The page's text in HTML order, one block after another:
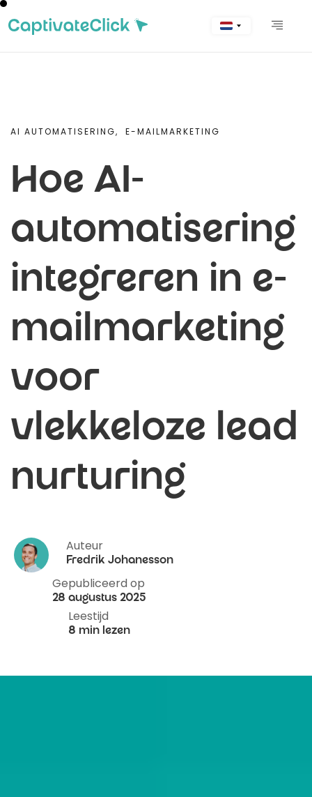
AI AUTOMATISERING, E-MAILMARKETING
Hoe AI-
automatisering
integreren in e-
mailmarketing
voor
vlekkeloze lead
nurturing
Auteur
Fredrik Johanesson
Gepubliceerd op
28 augustus 2025
Leestijd
8 min lezen